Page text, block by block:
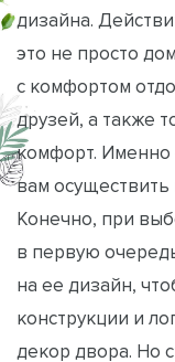
дизайна.
это не просто
с комфортом
друзей, а также
комфорт. Именно
вам
Конечно, при
в первую
на ее дизайн,
конструкции и
декор двора. Но